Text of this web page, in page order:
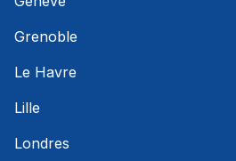
Grenoble
Le Havre
Lille
Londres